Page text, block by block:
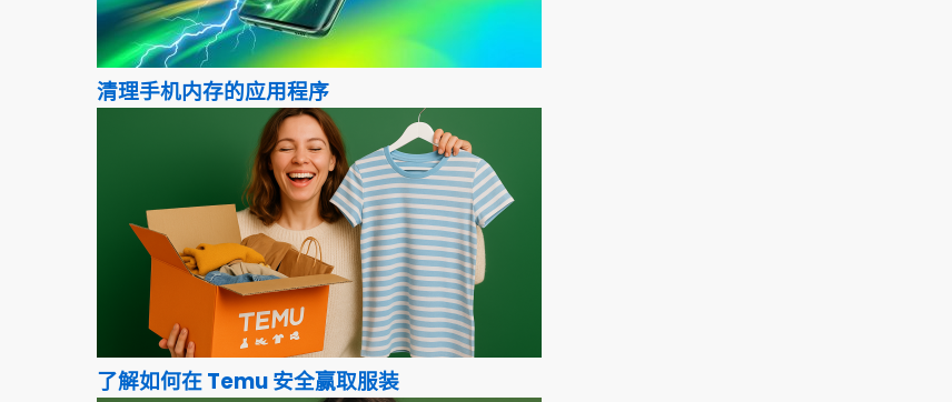
清理手机内存的应用程序
了解如何在 Temu 安全赢取服装